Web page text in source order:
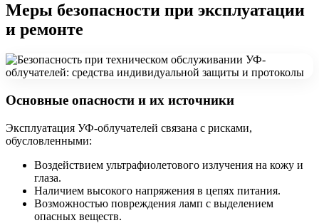
Меры безопасности при эксплуатации
и ремонте
Основные опасности и их источники
Эксплуатация УФ-облучателей связана с рисками,
обусловленными:
Воздействием ультрафиолетового излучения на кожу и
глаза.
Наличием высокого напряжения в цепях питания.
Возможностью повреждения ламп с выделением
опасных веществ.